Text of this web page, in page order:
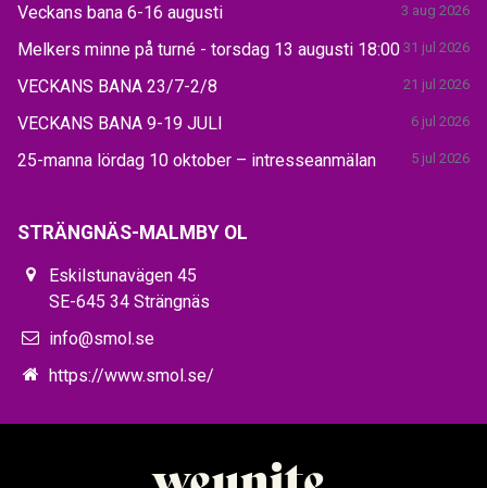
Veckans bana 6-16 augusti 3 aug 2026
Melkers minne på turné - torsdag 13 augusti 18:00 31 jul 2026
VECKANS BANA 23/7-2/8 21 jul 2026
VECKANS BANA 9-19 JULI 6 jul 2026
25-manna lördag 10 oktober – intresseanmälan 5 jul 2026
STRÄNGNÄS-MALMBY OL
Eskilstunavägen 45
SE-645 34 Strängnäs
info@smol.se
https://www.smol.se/